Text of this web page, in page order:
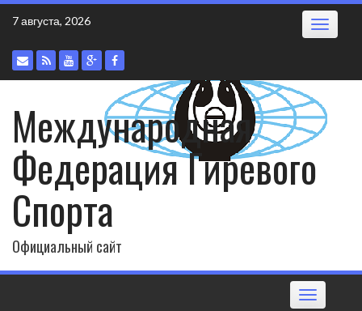
Skip
7 августа, 2026 Toggle
Международная
Федерация Гиревого
Спорта
Официальный сайт
Toggle
navigation